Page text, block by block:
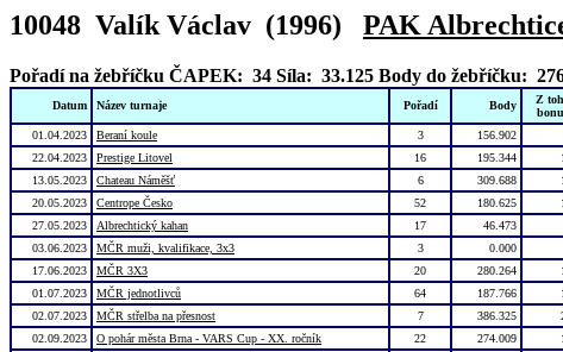
10048 Valík Václav (1996) PAK
Pořadí na žebříčku ČAPEK: 34 Síla: 33.125 Body do žebříčku:
Datum Název turnaje Pořadí Body
Z
01.04.2023 Beraní koule 3 156.902
22.04.2023
Prestige Litovel 16 195.344
13.05.2023
Chateau Náměšť 6 309.688
20.05.2023
Centrope Česko 52 180.625
27.05.2023
Albrechtický kahan 17 46.473
03.06.2023
MČR muži, kvalifikace, 3x3 3 0.000
17.06.2023
MČR 3X3 20 280.264
01.07.2023
MČR jednotlivců 64 187.766
02.07.2023
MČR střelba na přesnost 7 386.325
02.09.2023
O pohár města Brna - VARS Cup - XX. ročník 22 274.009